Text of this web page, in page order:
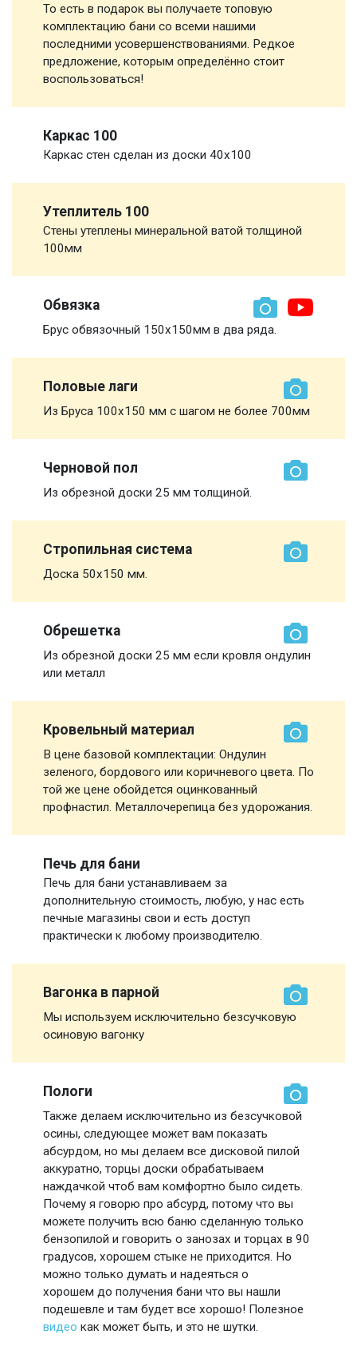
То есть в подарок вы получаете топовую
комплектацию бани со всеми нашими
последними усовершенствованиями. Редкое
предложение, которым определённо стоит
воспользоваться!
Каркас 100
Каркас стен сделан из доски 40х100
Утеплитель 100
Стены утеплены минеральной ватой толщиной
100мм
Обвязка
Брус обвязочный 150х150мм в два ряда.
Половые лаги
Из Бруса 100х150 мм с шагом не более 700мм
Черновой пол
Из обрезной доски 25 мм толщиной.
Стропильная система
Доска 50х150 мм.
Обрешетка
Из обрезной доски 25 мм если кровля ондулин
или металл
Кровельный материал
В цене базовой комплектации: Ондулин
зеленого, бордового или коричневого цвета. По
той же цене обойдется оцинкованный
профнастил. Металлочерепица без удорожания.
Печь для бани
Печь для бани устанавливаем за
дополнительную стоимость, любую, у нас есть
печные магазины свои и есть доступ
практически к любому производителю.
Вагонка в парной
Мы используем исключительно безсучковую
осиновую вагонку
Пологи
Также делаем исключительно из безсучковой
осины, следующее может вам показать
абсурдом, но мы делаем все дисковой пилой
аккуратно, торцы доски обрабатываем
наждачкой чтоб вам комфортно было сидеть.
Почему я говорю про абсурд, потому что вы
можете получить всю баню сделанную только
бензопилой и говорить о занозах и торцах в 90
градусов, хорошем стыке не приходится. Но
можно только думать и надеяться о
хорошем до получения бани что вы нашли
подешевле и там будет все хорошо! Полезное
видео как может быть, и это не шутки.